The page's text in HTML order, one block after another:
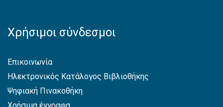
Χρήσιμοι σύνδεσμοι
Επικοινωνία
Ηλεκτρονικός Κατάλογος Βιβλιοθήκης
Ψηφιακή Πινακοθήκη